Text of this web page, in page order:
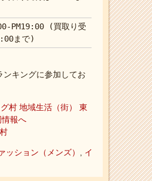
PM19:00 (買取り受
まで)
ンキングに参加してお
ッション（メンズ）
イ